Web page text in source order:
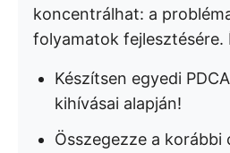
koncentrálhat: a
folyamatok fejlesztésére.
Készítsen egyedi
kihívásai alapján!
Összegezze a korábbi